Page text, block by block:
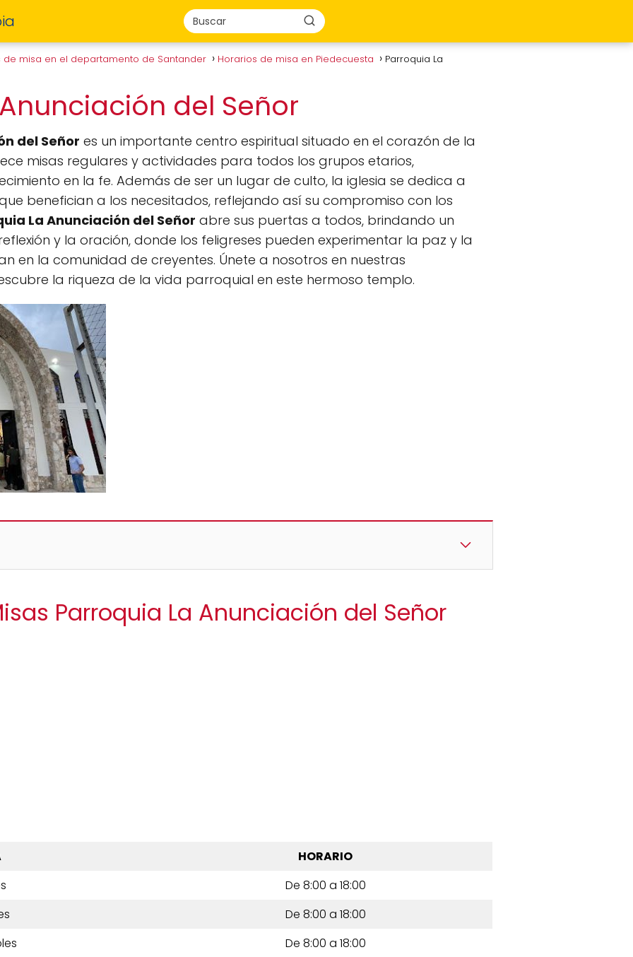
de misa en el departamento de Santander Horarios de misa en Piedecuesta
Parroquia La
del Señor
del Señor es un importante centro espiritual situado en el corazón de la
misas regulares y actividades para todos los grupos etarios,
en la fe. Además de ser un lugar de culto, la iglesia se dedica a
benefician a los necesitados, reflejando así su compromiso con los
La Anunciación del Señor abre sus puertas a todos, brindando un
y la oración, donde los feligreses pueden experimentar la paz y la
en la comunidad de creyentes. Únete a nosotros en nuestras
la riqueza de la vida parroquial en este hermoso templo.
Parroquia La Anunciación del Señor
HORARIO
De 8:00 a 18:00
De 8:00 a 18:00
De 8:00 a 18:00